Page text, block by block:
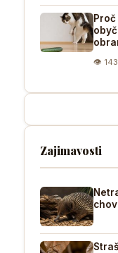
👁 143
Zajimavosti